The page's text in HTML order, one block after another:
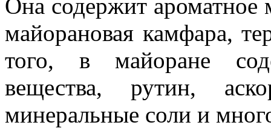
Она содержит ароматное
майорановая камфара,
того, в майоране
вещества, рутин,
минеральные соли и